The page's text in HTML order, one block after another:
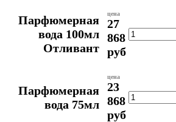
Парфюмерная
вода 100мл
Отливант
цена
27
868
руб
Парфюмерная
вода 75мл
цена
23
868
руб